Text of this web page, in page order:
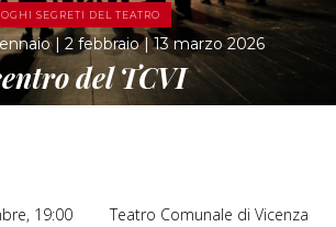
SEGRETI DEL TEATRO
| 2 febbraio | 13 marzo 2026
del TCVI
19:00 Teatro Comunale di Vicenza